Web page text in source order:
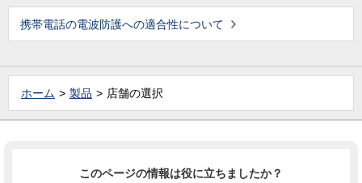
携帯電話の電波防護への適合性について
ホーム 製品 店舗の選択
このページの情報は役に立ちましたか？